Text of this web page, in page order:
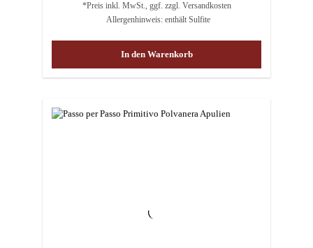
*Preis inkl. MwSt., ggf. zzgl. Versandkosten
Allergenhinweis: enthält Sulfite
In den Warenkorb